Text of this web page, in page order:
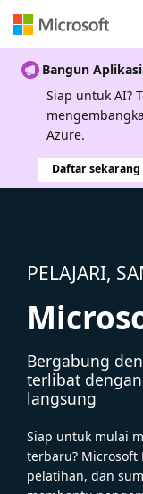
Bangun
Siap untuk AI?
Azure.
Daftar sekarang
PELAJARI,
Bergabung
terlibat
langsung
Siap untuk mulai
terbaru? Microsoft
pelatihan, dan